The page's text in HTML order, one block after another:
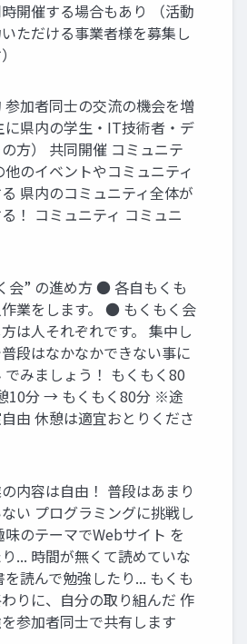
開催する場合もあり （活動
ただける事業者様を募集し
参加者同士の交流の機会を増
に県内の学生・IT技術者・デ
方） 共同開催 コミュニテ
他のイベントやコミュニティ
県内のコミュニティ全体が
！ コミュニティ コミュニ
会” の進め方 ● 各自もくも
業をします。 ● もくもく会
は人それぞれです。 集中し
段はなかなかできない事に
でみましょう！ もくもく80
10分 → もくもく80分 ※途
由 休憩は適宜おとりくださ
内容は自由！ 普段はあまり
い プログラミングに挑戦し
味のテーマでWebサイト を
... 時間が無くて読めていな
を読んで勉強したり... もくも
りに、自分の取り組んだ 作
参加者同士で共有します